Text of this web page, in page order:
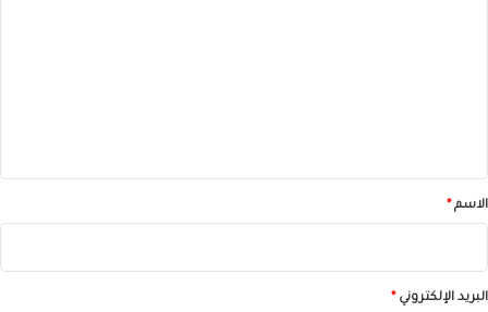
*الاسم*
البريد الإلكتروني*